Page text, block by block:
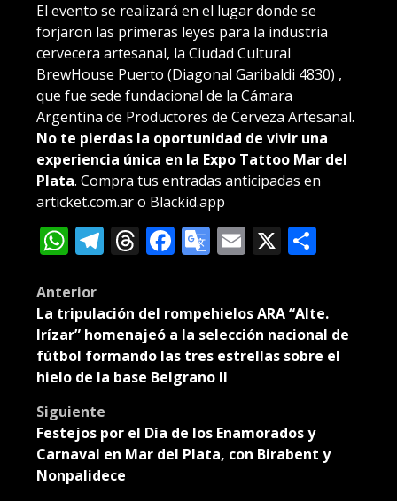
El evento se realizará en el lugar donde se
forjaron las primeras leyes para la industria
cervecera artesanal, la Ciudad Cultural
BrewHouse Puerto (Diagonal Garibaldi 4830) ,
que fue sede fundacional de la Cámara
Argentina de Productores de Cerveza Artesanal.
No te pierdas la oportunidad de vivir una
experiencia única en la Expo Tattoo Mar del
Plata. Compra tus entradas anticipadas en
articket.com.ar o Blackid.app
WhatsApp
Telegram
Threads
Facebook
Google
Email
X
Post
navigation
Anterior
La tripulación del rompehielos ARA “Alte.
Irízar” homenajeó a la selección nacional de
fútbol formando las tres estrellas sobre el
hielo de la base Belgrano II
Siguiente
Festejos por el Día de los Enamorados y
Carnaval en Mar del Plata, con Birabent y
Nonpalidece